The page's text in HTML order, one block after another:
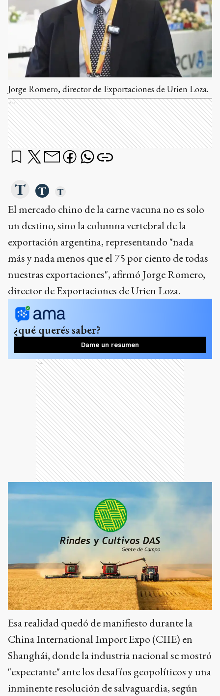
Jorge Romero, director de Exportaciones de Urien Loza.
Ads
El mercado chino de la carne vacuna no es solo
un destino, sino la columna vertebral de la
exportación argentina, representando "nada
más y nada menos que el 75 por ciento de todas
nuestras exportaciones", afirmó Jorge Romero,
director de Exportaciones de Urien Loza.
¿qué querés saber?
Dame un resumen
Ads
Esa realidad quedó de manifiesto durante la
China International Import Expo (CIIE) en
Shanghái, donde la industria nacional se mostró
"expectante" ante los desafíos geopolíticos y una
inminente resolución de salvaguardia, según